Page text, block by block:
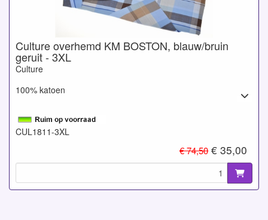
Culture overhemd KM BOSTON, blauw/bruin
geruit - 3XL
Culture
100% katoen
CUL1811-3XL
€ 74,50€ 35,00